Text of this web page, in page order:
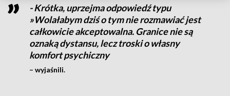
- Krótka, uprzejma odpowiedź typu
»Wolałabym dziś o tym nie rozmawiać jest
całkowicie akceptowalna. Granice nie są
oznaką dystansu, lecz troski o własny
komfort psychiczny
– wyjaśnili.